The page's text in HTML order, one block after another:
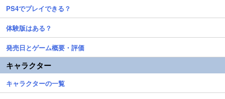
PS4でプレイできる？
体験版はある？
発売日とゲーム概要・評価
キャラクター
キャラクターの一覧